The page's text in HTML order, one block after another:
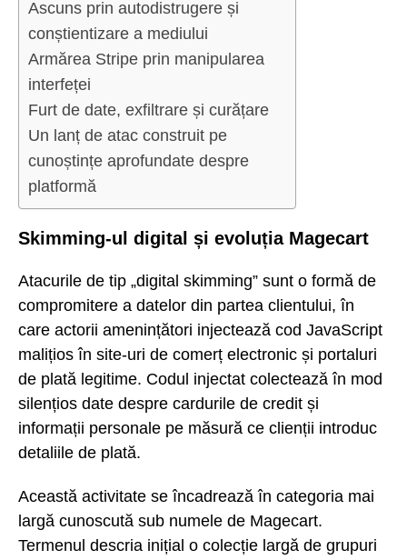
Ascuns prin autodistrugere și
conștientizare a mediului
Armărea Stripe prin manipularea
interfeței
Furt de date, exfiltrare și curățare
Un lanț de atac construit pe
cunoștințe aprofundate despre
platformă
Skimming-ul digital și evoluția Magecart
Atacurile de tip „digital skimming” sunt o formă de
compromitere a datelor din partea clientului, în
care actorii amenințători injectează cod JavaScript
malițios în site-uri de comerț electronic și portaluri
de plată legitime. Codul injectat colectează în mod
silențios date despre cardurile de credit și
informații personale pe măsură ce clienții introduc
detaliile de plată.
Această activitate se încadrează în categoria mai
largă cunoscută sub numele de Magecart.
Termenul descria inițial o colecție largă de grupuri